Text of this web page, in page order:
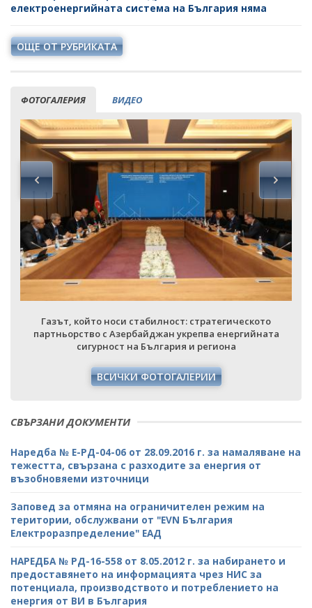
електроенергийната система на България няма
ОЩЕ ОТ РУБРИКАТА
ФОТОГАЛЕРИЯ ВИДЕО
Газът, който носи стабилност: стратегическото
партньорство с Азербайджан укрепва енергийната
сигурност на България и региона
ВСИЧКИ ФОТОГАЛЕРИИ
СВЪРЗАНИ ДОКУМЕНТИ
Наредба № Е-РД-04-06 от 28.09.2016 г. за намаляване на
тежестта, свързана с разходите за енергия от
възобновяеми източници
Заповед за отмяна на ограничителен режим на
територии, обслужвани от "ЕVN България
Електроразпределение" ЕАД
НАРЕДБА № РД-16-558 от 8.05.2012 г. за набирането и
предоставянето на информацията чрез НИС за
потенциала, производството и потреблението на
енергия от ВИ в България